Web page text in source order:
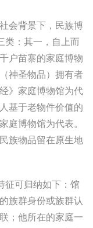
会背景下，民族博
类：其一，自上而
户苗寨的家庭博物
神圣物品）拥有者
》家庭博物馆为代
基于老物件价值的
庭博物馆为代表。
族物品留在原生地
可归纳如下：馆
族群身份或族群认
；他所在的家庭一